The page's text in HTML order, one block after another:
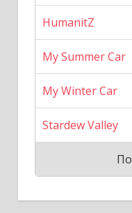
HumanitZ
My Summer Car
My Winter Car
Stardew Valley